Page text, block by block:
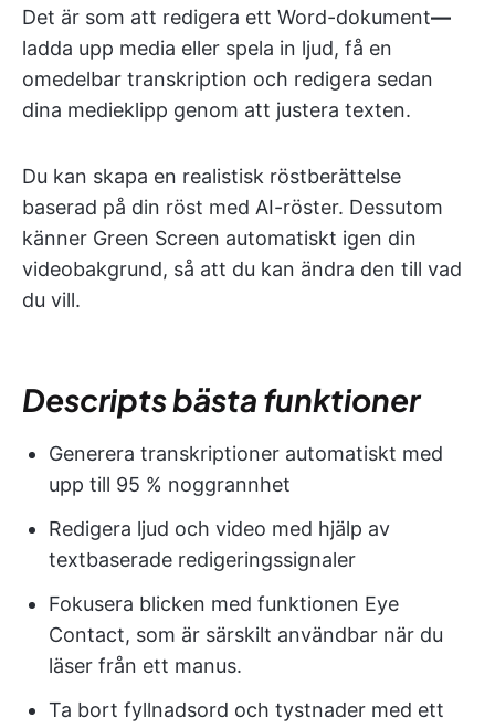
Det är som att redigera ett Word-dokument—
ladda upp media eller spela in ljud, få en
omedelbar transkription och redigera sedan
dina medieklipp genom att justera texten.
Du kan skapa en realistisk röstberättelse
baserad på din röst med AI-röster. Dessutom
känner Green Screen automatiskt igen din
videobakgrund, så att du kan ändra den till vad
du vill.
Descripts bästa funktioner
Generera transkriptioner automatiskt med
upp till 95 % noggrannhet
Redigera ljud och video med hjälp av
textbaserade redigeringssignaler
Fokusera blicken med funktionen Eye
Contact, som är särskilt användbar när du
läser från ett manus.
Ta bort fyllnadsord och tystnader med ett